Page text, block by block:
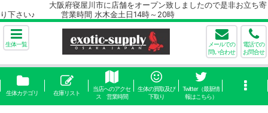
大阪府寝屋川市に店舗をオープン致しましたので是非お立ち寄
り下さい♪ 営業時間 水木金土日14時～20時
生体一覧
メールでの
問い合わせ
電話での
お問合せ
生体カテゴリ 在庫リスト
当店へのアクセ
ス 営業時間
生体の買取及び
下取り
Twitter（最新情
報はこちら）